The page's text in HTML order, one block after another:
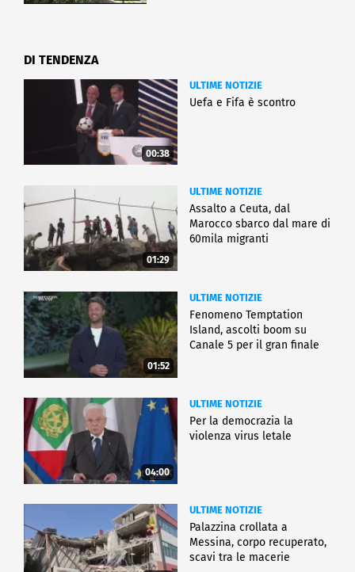
DI TENDENZA
00:38
ULTIME NOTIZIE
Uefa e Fifa è scontro
01:29
ULTIME NOTIZIE
Assalto a Ceuta, dal
Marocco sbarco dal mare di
60mila migranti
01:52
ULTIME NOTIZIE
Fenomeno Temptation
Island, ascolti boom su
Canale 5 per il gran finale
04:00
ULTIME NOTIZIE
Per la democrazia la
violenza virus letale
ULTIME NOTIZIE
Palazzina crollata a
Messina, corpo recuperato,
scavi tra le macerie